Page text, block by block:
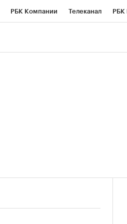
РБК Компании Телеканал РБК